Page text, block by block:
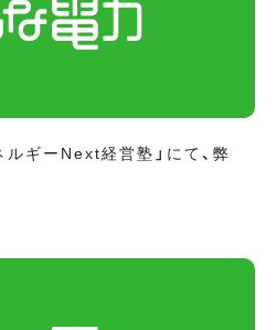
ギーNext経営塾」にて、弊